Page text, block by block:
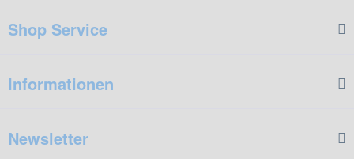
Shop Service
Informationen
Newsletter